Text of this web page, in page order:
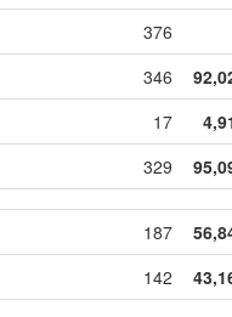
376
346
17
329
187
142